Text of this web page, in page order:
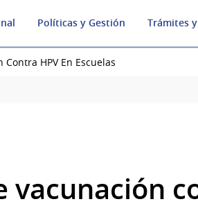
Políticas y Gestión Trámites
HPV En Escuelas
vacunación